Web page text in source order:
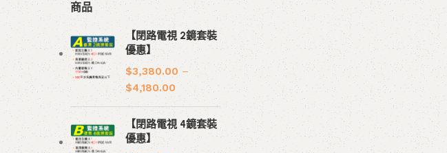
商品
【閉路電視 2鏡套裝
優惠】
$3,380.00–
$4,180.00
【閉路電視 4鏡套裝
優惠】